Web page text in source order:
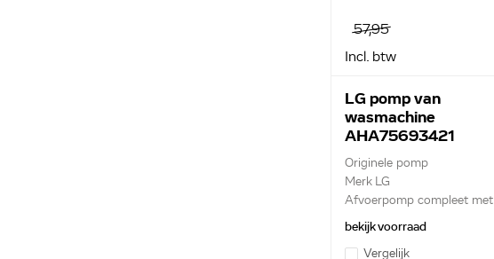
57,95
Incl. btw
LG pomp van
wasmachine
AHA75693421
Originele pomp
Merk LG
Afvoerpomp compleet met
filterhuis...
bekijk voorraad
Vergelijk